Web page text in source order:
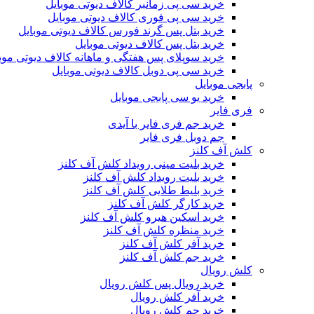
خرید سی پی زمانبر کالاف دیوتی موبایل
خرید سی پی فوری کالاف دیوتی موبایل
خرید بتل پس گرند فورس کالاف دیوتی موبایل
خرید بتل پس کالاف دیوتی موبایل
خرید سوپلای پس هفتگی و ماهانه کالاف دیوتی
خرید سی پی دوبل کالاف دیوتی موبایل
پابجی موبایل
خرید یو سی پابجی موبایل
فری فایر
خرید جم فری فایر با آیدی
جم دوبل فری فایر
کلش آف کلنز
خرید بلیت مینی رویداد کلش آف کلنز
خرید بلیت رویداد کلش آف کلنز
خرید بلیط طلایی کلش آف کلنز
خرید کارگر کلش آف کلنز
خرید اسکین هیرو کلش آف کلنز
خرید منظره کلش آف کلنز
خرید آفر کلش آف کلنز
خرید جم کلش آف کلنز
کلش رویال
خرید رویال پس کلش رویال
خرید آفر کلش رویال
خرید جم کلش رویال